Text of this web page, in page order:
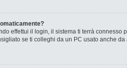
effettui il login, il sistema ti terrà connesso
se ti colleghi da un PC usato anche